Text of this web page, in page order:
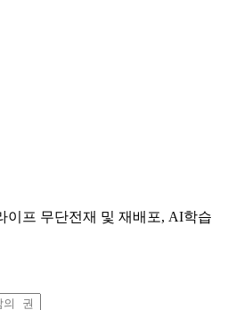
프 무단전재 및 재배포, AI학습